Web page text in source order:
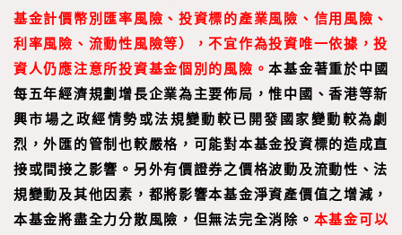
基金計價幣別匯率風險、投資標的產業風險、信用風險、
利率風險、流動性風險等），不宜作為投資唯一依據，投
資人仍應注意所投資基金個別的風險。本基金著重於中國
每五年經濟規劃增長企業為主要佈局，惟中國、香港等新
興市場之政經情勢或法規變動較已開發國家變動較為劇
烈，外匯的管制也較嚴格，可能對本基金投資標的造成直
接或間接之影響。另外有價證券之價格波動及流動性、法
規變動及其他因素，都將影響本基金淨資產價值之增減，
本基金將盡全力分散風險，但無法完全消除。 本基金可以